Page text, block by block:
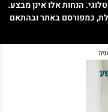
הנחות אלו אינן מבצע.
כמפורסם באתר ובהתאם